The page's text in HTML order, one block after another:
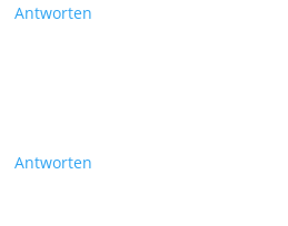
Antworten
Antworten